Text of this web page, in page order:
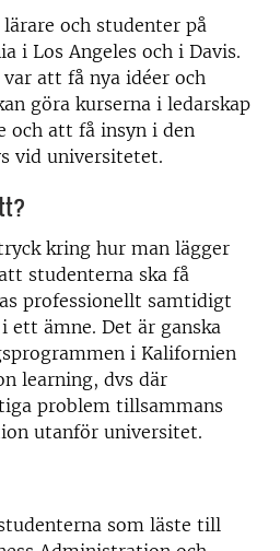
och studenter på
i Los Angeles och i Davis.
att få nya idéer och
göra kurserna i ledarskap
och att få insyn i den
vid universitetet.
kring hur man lägger
studenterna ska få
professionellt samtidigt
ett ämne. Det är ganska
i Kalifornien
learning, dvs där
problem tillsammans
utanför universitet.
som läste till